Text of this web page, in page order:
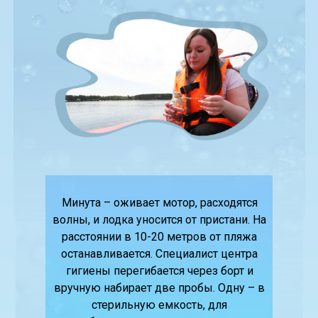
Минута – оживает мотор, расходятся
волны, и лодка уносится от пристани. На
расстоянии в 10-20 метров от пляжа
останавливается. Специалист центра
гигиены перегибается через борт и
вручную набирает две пробы. Одну – в
стерильную емкость, для